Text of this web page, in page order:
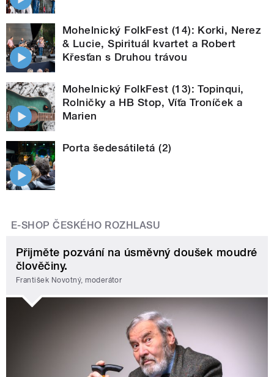
Mohelnický FolkFest (14): Korki, Nerez
& Lucie, Spirituál kvartet a Robert
Křesťan s Druhou trávou
Mohelnický FolkFest (13): Topinqui,
Rolničky a HB Stop, Víťa Troníček a
Marien
Porta šedesátiletá (2)
E-SHOP ČESKÉHO ROZHLASU
Přijměte pozvání na úsměvný doušek moudré
člověčiny.
František Novotný, moderátor